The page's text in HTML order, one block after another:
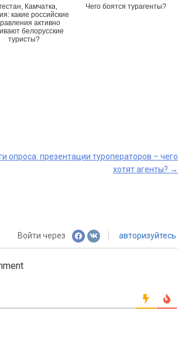
Камчатка,
какие российские
активно
белорусские
туристы?
Чего боятся турагенты?
опроса: презентации туроператоров – чего
хотят агенты? →
Войти через авторизуйтесь